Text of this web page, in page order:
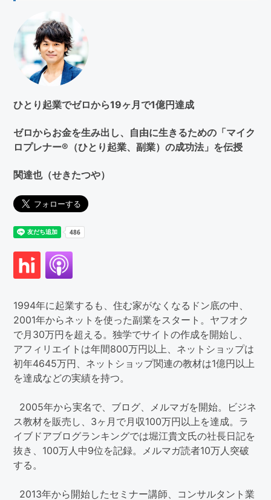
検
ひとり起業でゼロから19ヶ月で1億円達成
ゼロからお金を生み出し、自由に生きるための「マイク
ロプレナー®（ひとり起業、副業）の成功法」を伝授
関達也（せきたつや）
1994年に起業するも、住む家がなくなるドン底の中、
2001年からネットを使った副業をスタート。ヤフオク
で月30万円を超える。独学でサイトの作成を開始し、
アフィリエイトは年間800万円以上、ネットショップは
初年4645万円、ネットショップ関連の教材は1億円以上
を達成などの実績を持つ。
2005年から実名で、ブログ、メルマガを開始。ビジネ
ス教材を販売し、3ヶ月で月収100万円以上を達成。ラ
イブドアブログランキングでは堀江貴文氏の社長日記を
抜き、100万人中9位を記録。メルマガ読者10万人突破
する。
2013年から開始したセミナー講師、コンサルタント業